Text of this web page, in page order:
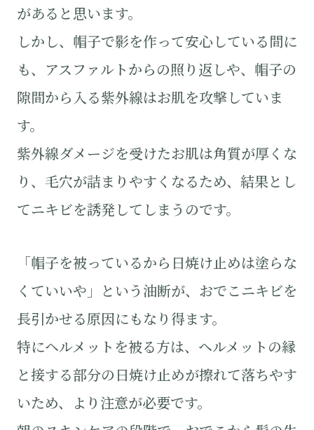
があると思います。
しかし、帽子で影を作って安心している間に
も、アスファルトからの照り返しや、帽子の
隙間から入る紫外線はお肌を攻撃していま
す。
紫外線ダメージを受けたお肌は角質が厚くな
り、毛穴が詰まりやすくなるため、結果とし
てニキビを誘発してしまうのです。
「帽子を被っているから日焼け止めは塗らな
くていいや」という油断が、おでこニキビを
長引かせる原因にもなり得ます。
特にヘルメットを被る方は、ヘルメットの縁
と接する部分の日焼け止めが擦れて落ちやす
いため、より注意が必要です。